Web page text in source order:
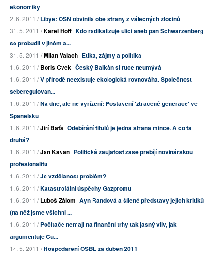
ekonomiky
2. 6. 2011 /Libye: OSN obvinila obě strany z válečných zločinů
31. 5. 2011 /Karel Hoff Kdo radikalizuje ulici aneb pan Schwarzenberg
se probudil v jiném a...
31. 5. 2011 /Milan Valach Etika, zájmy a politika
1. 6. 2011 /Boris Cvek Český Balkán si ruce neumývá
1. 6. 2011 /V přírodě neexistuje ekologická rovnováha. Společnost
seberegulovan...
1. 6. 2011 /Na dně, ale ne vyřízení: Postavení 'ztracené generace' ve
Španělsku
1. 6. 2011 /Jiří Baťa Odebírání titulů je jedna strana mince. A co ta
druhá?
1. 6. 2011 /Jan Kavan Politická zaujatost zase přebíjí novinářskou
profesionalitu
1. 6. 2011 /Je vzdělanost problém?
1. 6. 2011 /Katastrofální úspěchy Gazpromu
1. 6. 2011 /Luboš Zálom Ayn Randová a šílené představy jejích kritiků
(na něž jsme všichni ...
1. 6. 2011 /Počítače nemají na finanční trhy tak jasný vliv, jak
argumentuje Cu...
14. 5. 2011 /Hospodaření OSBL za duben 2011